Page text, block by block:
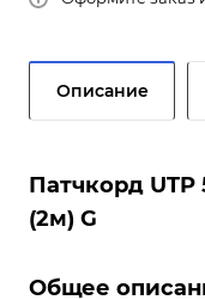
Описание
Патчкорд UTP
(2м) G
Общее